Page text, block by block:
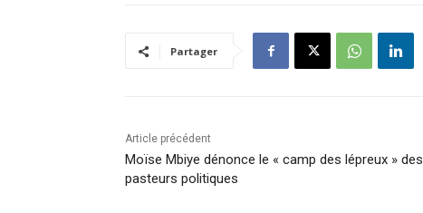
Partager
Article précédent
Moïse Mbiye dénonce le « camp des lépreux » des
pasteurs politiques